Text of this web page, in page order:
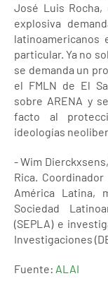
José Luis
explosiva
latinoamericanos
particular. Ya no
se demanda un
el FMLN de El
sobre ARENA y
facto al
ideologías
- Wim
Rica.
América Latina,
Sociedad
(SEPLA) e
Investigaciones
Fuente: ALAI